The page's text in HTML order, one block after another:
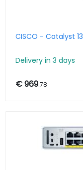
CISCO - Catalyst
Delivery in 3 days
€ 969.78